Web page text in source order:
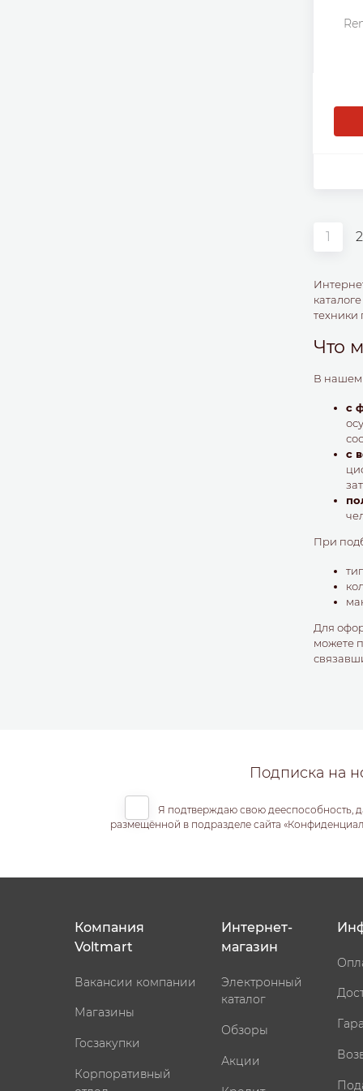
1 2
техники
Что
В нашем
с
с
При
Для
можете
Подписка на
Я подтверждаю свою дееспособность,
размещённой в подразделе сайта
Компания
Voltmart
Вакансии компании
Магазины
Госзакупки
Корпоративный
Интернет-
магазин
Электронный
каталог
Обзоры
Акции